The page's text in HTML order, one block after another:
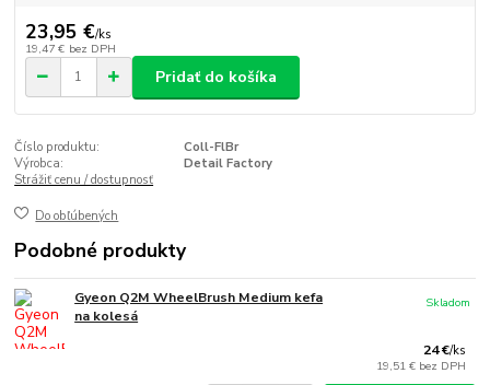
23,95 €/ks
19,47 € bez DPH
Pridať do košíka
Číslo produktu:
Coll-FlBr
Výrobca:
Detail Factory
Strážiť cenu / dostupnosť
Do obľúbených
Podobné produkty
Gyeon Q2M WheelBrush Medium kefa
na kolesá
24 €/ks
19,51 € bez DPH
Skladom